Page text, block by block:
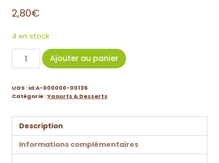
2,80€
4 en stock
Ajouter au panier
UGS :id:A-000000-00136
Catégorie :Yaourts & Desserts
Description
Informations complémentaires